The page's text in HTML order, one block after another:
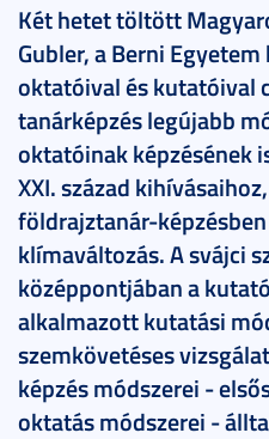
Két hetet töltött
Gubler, a Berni
oktatóival és kutatóival
tanárképzés legújabb
oktatóinak képzésének
XXI. század
földrajztanár-
klímaváltozás. A svájci
középpontjában a
alkalmazott kutatási
szemkövetéses
képzés módszerei -
oktatás módszerei -